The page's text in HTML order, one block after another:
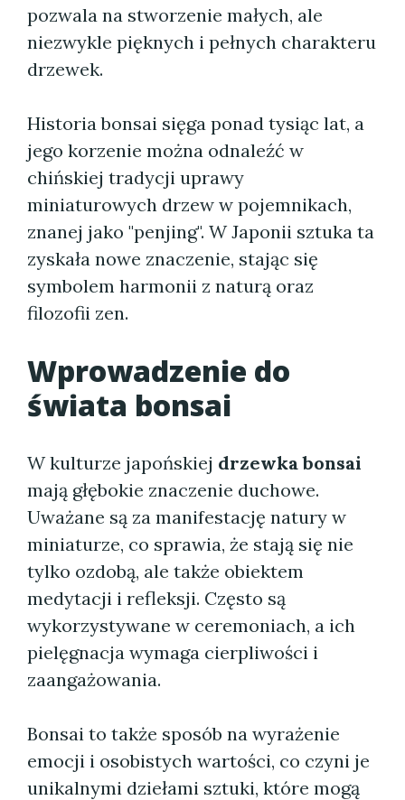
pozwala na stworzenie małych, ale
niezwykle pięknych i pełnych charakteru
drzewek.
Historia bonsai sięga ponad tysiąc lat, a
jego korzenie można odnaleźć w
chińskiej tradycji uprawy
miniaturowych drzew w pojemnikach,
znanej jako "penjing". W Japonii sztuka ta
zyskała nowe znaczenie, stając się
symbolem harmonii z naturą oraz
filozofii zen.
Wprowadzenie do
świata bonsai
W kulturze japońskiej drzewka bonsai
mają głębokie znaczenie duchowe.
Uważane są za manifestację natury w
miniaturze, co sprawia, że stają się nie
tylko ozdobą, ale także obiektem
medytacji i refleksji. Często są
wykorzystywane w ceremoniach, a ich
pielęgnacja wymaga cierpliwości i
zaangażowania.
Bonsai to także sposób na wyrażenie
emocji i osobistych wartości, co czyni je
unikalnymi dziełami sztuki, które mogą